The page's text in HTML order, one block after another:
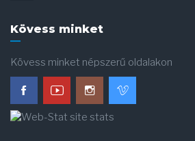
Kövess minket
Kövess minket népszerű oldalakon